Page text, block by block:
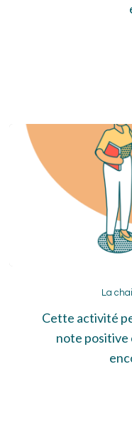
La
Cette activité
note positive